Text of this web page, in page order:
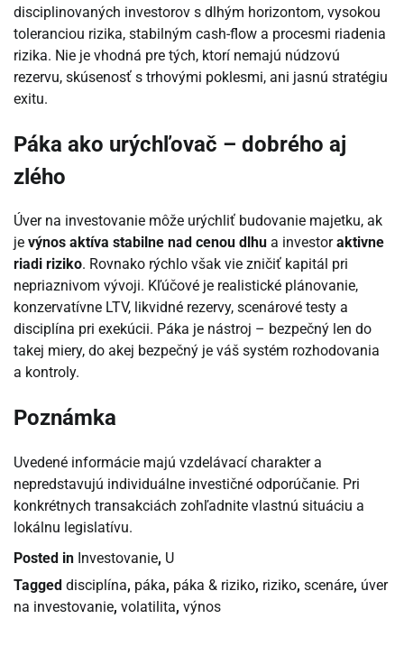
disciplinovaných investorov s dlhým horizontom, vysokou
toleranciou rizika, stabilným cash-flow a procesmi riadenia
rizika. Nie je vhodná pre tých, ktorí nemajú núdzovú
rezervu, skúsenosť s trhovými poklesmi, ani jasnú stratégiu
exitu.
Páka ako urýchľovač – dobrého aj
zlého
Úver na investovanie môže urýchliť budovanie majetku, ak
je výnos aktíva stabilne nad cenou dlhu a investoraktivne
riadi riziko. Rovnako rýchlo však vie zničiť kapitál pri
nepriaznivom vývoji. Kľúčové je realistické plánovanie,
konzervatívne LTV, likvidné rezervy, scenárové testy a
disciplína pri exekúcii. Páka je nástroj – bezpečný len do
takej miery, do akej bezpečný je váš systém rozhodovania
a kontroly.
Poznámka
Uvedené informácie majú vzdelávací charakter a
nepredstavujú individuálne investičné odporúčanie. Pri
konkrétnych transakciách zohľadnite vlastnú situáciu a
lokálnu legislatívu.
Posted in Investovanie, U
Tagged disciplína, páka, páka & riziko, riziko, scenáre, úver
na investovanie, volatilita, výnos